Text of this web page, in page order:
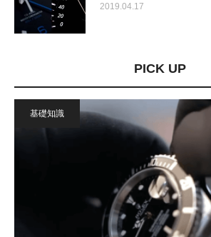
2019.04.17
PICK UP
基礎知識